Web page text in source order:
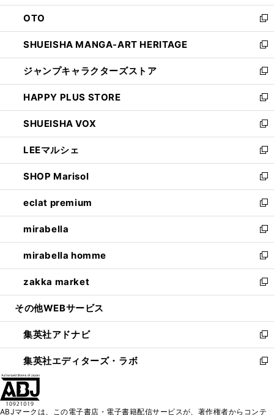
ウ
で
開
く
ン
ド
ウ
で
開
く
OTO
新
し
い
ウ
ィ
ン
ド
ウ
で
開
く
SHUEISHA MANGA-ART HERITAGE
新
し
い
ウ
ィ
ン
ド
ウ
で
開
く
ジャンプキャラクターズストア
新
し
い
ウ
ィ
ン
ド
ウ
で
開
く
HAPPY PLUS STORE
新
し
い
ウ
ィ
ン
ド
ウ
で
開
く
SHUEISHA VOX
新
し
い
ウ
ィ
ン
ド
ウ
で
開
く
LEEマルシェ
新
し
い
ウ
ィ
ン
ド
ウ
で
開
く
SHOP Marisol
新
し
い
ウ
ィ
ン
ド
ウ
で
開
eclat premium
新
し
い
ウ
ィ
ン
ド
ウ
開
く
mirabella
新
し
い
ウ
ィ
ン
ウ
で
開
く
mirabella homme
新
し
い
ウ
ン
ド
ウ
で
zakka market
新
し
ウ
ィ
ン
ド
その他WEBサービス
集英社アドナビ
新
し
い
集英社エディターズ・ラボ
新
ABJマークは、この電子書店・電子書籍配信サービスが、著作権者からコンテ